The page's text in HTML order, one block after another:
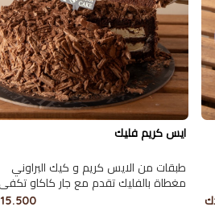
ايس كريم فليك
طبقات من الايس كريم و كيك البراوني
15.500 دك